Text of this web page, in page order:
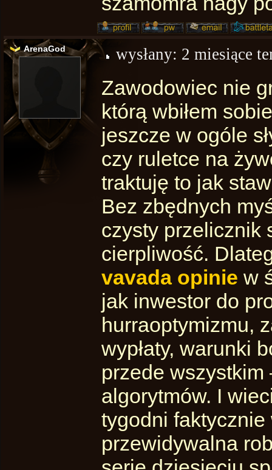
ArenaGod wysłany: 2 miesiące
Zawodowiec nie
którą wbiłem
jeszcze w ogóle
czy ruletce na
traktuję to jak
Bez zbędnych
czysty przelicznik
cierpliwość.
vavada opinie w
jak inwestor do
hurraoptymizmu,
wypłaty, warunki
przede wszystkim
algorytmów. I
tygodni faktycznie
przewidywalna